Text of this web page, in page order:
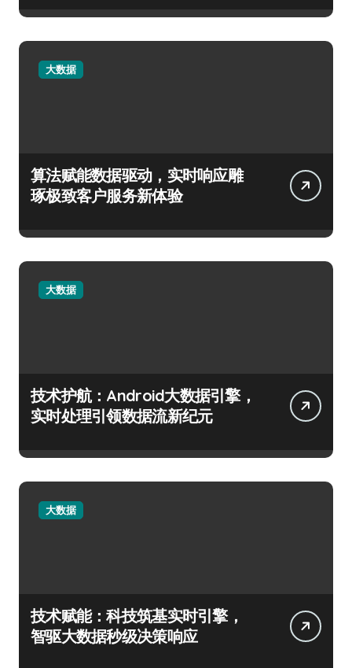
大数据
算法赋能数据驱动，实时响应雕
琢极致客户服务新体验
大数据
技术护航：Android大数据引擎，
实时处理引领数据流新纪元
大数据
技术赋能：科技筑基实时引擎，
智驱大数据秒级决策响应